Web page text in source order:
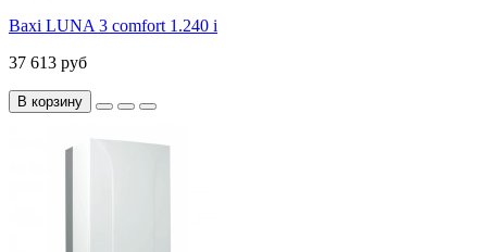
Baxi LUNA 3 comfort 1.240 i
37 613 руб
В корзину